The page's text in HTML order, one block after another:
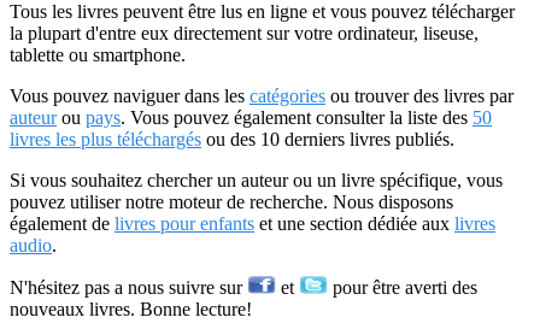
Tous les livres peuvent être lus en ligne et vous pouvez télécharger
la plupart d'entre eux directement sur votre ordinateur, liseuse,
tablette ou smartphone.
Vous pouvez naviguer dans les catégories ou trouver des livres par
auteurou pays. Vous pouvez également consulter la liste des 50
livres les plus téléchargés ou des 10 derniers livres publiés.
Si vous souhaitez chercher un auteur ou un livre spécifique, vous
pouvez utiliser notre moteur de recherche. Nous disposons
également de livres pour enfants et une section dédiée aux livres
audio.
N'hésitez pas a nous suivre sur et
pour être averti des
nouveaux livres. Bonne lecture!